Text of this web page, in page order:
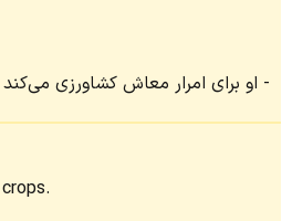
او برای امرار معاش کشاورزی